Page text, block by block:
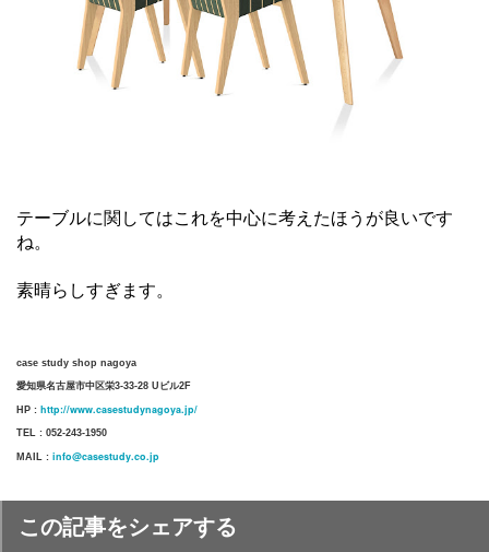
テーブルに関してはこれを中心に考えたほうが良いです
ね。
素晴らしすぎます。
case study shop nagoya
愛知県名古屋市中区栄3-33-28 Uビル2F
HP : http://www.casestudynagoya.jp/
TEL : 052-243-1950
MAIL : info@casestudy.co.jp
この記事をシェアする